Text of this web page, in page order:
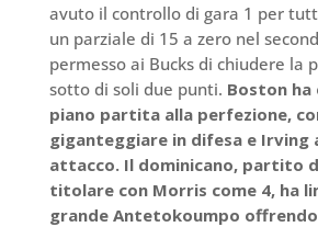
avuto il controllo di gara 1 per
un parziale di 15 a zero nel
permesso ai Bucks di chiudere la
sotto di soli due punti. Boston ha
piano partita alla perfezione,
giganteggiare in difesa e Irving
attacco. Il dominicano, partito
titolare con Morris come 4, ha
grande Antetokoumpo